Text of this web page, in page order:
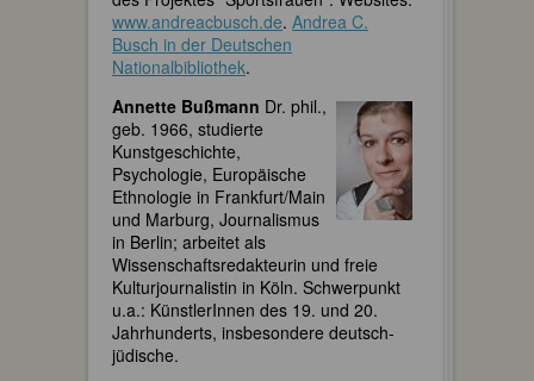
www.andreacbusch.de. Andrea C.
Busch in der Deutschen
Nationalbibliothek.
Annette Bußmann Dr. phil.,
geb. 1966, studierte
Kunstgeschichte,
Psychologie, Europäische
Ethnologie in Frankfurt/Main
und Marburg, Journalismus
in Berlin; arbeitet als
Wissenschaftsredakteurin und freie
Kulturjournalistin in Köln. Schwerpunkt
u.a.: KünstlerInnen des 19. und 20.
Jahrhunderts, insbesondere deutsch-
jüdische.